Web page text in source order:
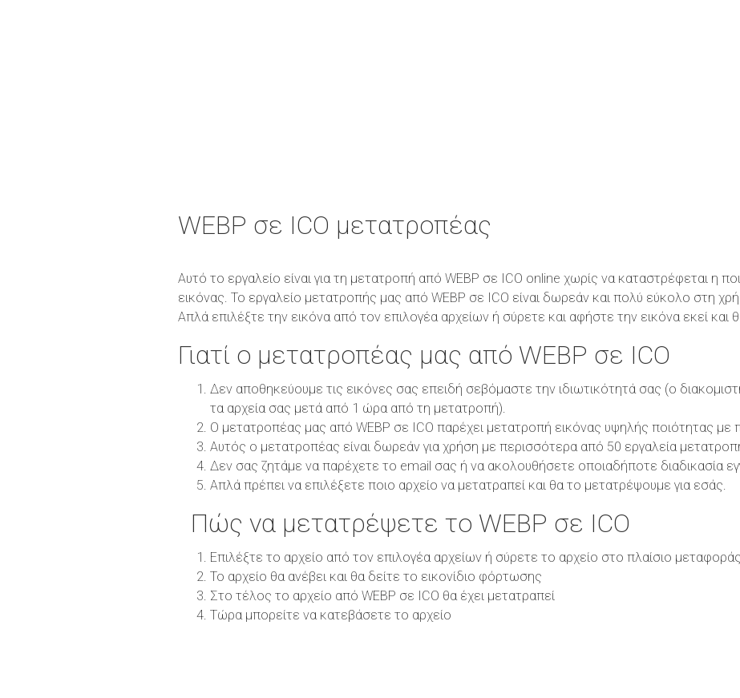
WEBP σε ICO μετατροπέας
Αυτό το εργαλείο είναι για τη μετατροπή από WEBP σε ICO online χωρίς να καταστρέφεται η
εικόνας. Το εργαλείο μετατροπής μας από WEBP σε ICO είναι δωρεάν και πολύ εύκολο στη
Απλά επιλέξτε την εικόνα από τον επιλογέα αρχείων ή σύρετε και αφήστε την εικόνα εκεί και
Γιατί ο μετατροπέας μας από WEBP σε ICO
Δεν αποθηκεύουμε τις εικόνες σας επειδή σεβόμαστε την ιδιωτικότητά σας (ο
τα αρχεία σας μετά από 1 ώρα από τη μετατροπή).
Ο μετατροπέας μας από WEBP σε ICO παρέχει μετατροπή εικόνας υψηλής ποιότητας με
Αυτός ο μετατροπέας είναι δωρεάν για χρήση με περισσότερα από 50 εργαλεία
Δεν σας ζητάμε να παρέχετε το email σας ή να ακολουθήσετε οποιαδήποτε διαδικασία
Απλά πρέπει να επιλέξετε ποιο αρχείο να μετατραπεί και θα το μετατρέψουμε για εσάς.
Πώς να μετατρέψετε το WEBP σε ICO
Επιλέξτε το αρχείο από τον επιλογέα αρχείων ή σύρετε το αρχείο στο πλαίσιο μεταφοράς
Το αρχείο θα ανέβει και θα δείτε το εικονίδιο φόρτωσης
Στο τέλος το αρχείο από WEBP σε ICO θα έχει μετατραπεί
Τώρα μπορείτε να κατεβάσετε το αρχείο